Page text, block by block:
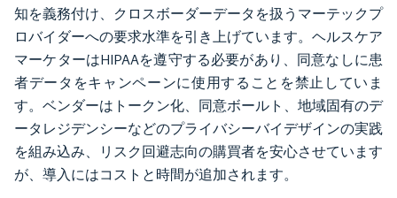
知を義務付け、クロスボーダーデータを扱うマーテックプ
ロバイダーへの要求水準を引き上げています。ヘルスケア
マーケターはHIPAAを遵守する必要があり、同意なしに患
者データをキャンペーンに使用することを禁止していま
す。ベンダーはトークン化、同意ボールト、地域固有のデ
ータレジデンシーなどのプライバシーバイデザインの実践
を組み込み、リスク回避志向の購買者を安心させています
が、導入にはコストと時間が追加されます。